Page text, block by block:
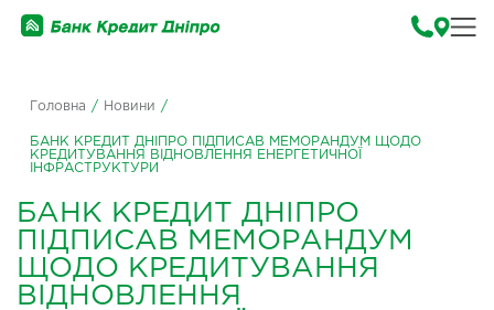
Головна / Новини /
БАНК КРЕДИТ ДНІПРО ПІДПИСАВ МЕМОРАНДУМ ЩОДО
КРЕДИТУВАННЯ ВІДНОВЛЕННЯ ЕНЕРГЕТИЧНОЇ
ІНФРАСТРУКТУРИ
БАНК КРЕДИТ ДНІПРО
ПІДПИСАВ МЕМОРАНДУМ
ЩОДО КРЕДИТУВАННЯ
ВІДНОВЛЕННЯ